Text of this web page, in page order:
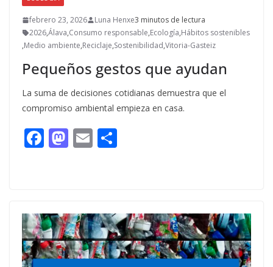
febrero 23, 2026 Luna Henxe3 minutos de lectura
2026,Álava,Consumo responsable,Ecología,Hábitos sostenibles
,Medio ambiente,Reciclaje,Sostenibilidad,Vitoria-Gasteiz
Pequeños gestos que ayudan
La suma de decisiones cotidianas demuestra que el
compromiso ambiental empieza en casa.
F
o
o
k
M
o
n
E
ar
ti
r